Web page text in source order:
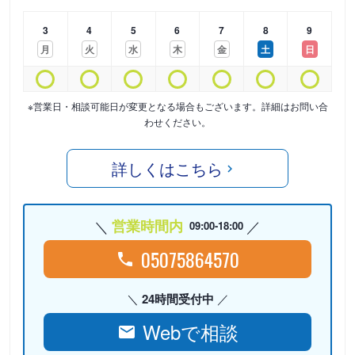
3
月
4
火
5
水
6
木
7
金
8
土
9
日
※営業日・相談可能日が変更となる場合もございます。詳細はお問い合
わせください。
詳しくはこちら
営業時間内 09:00-18:00
05075864570
24時間受付中
Webで相談